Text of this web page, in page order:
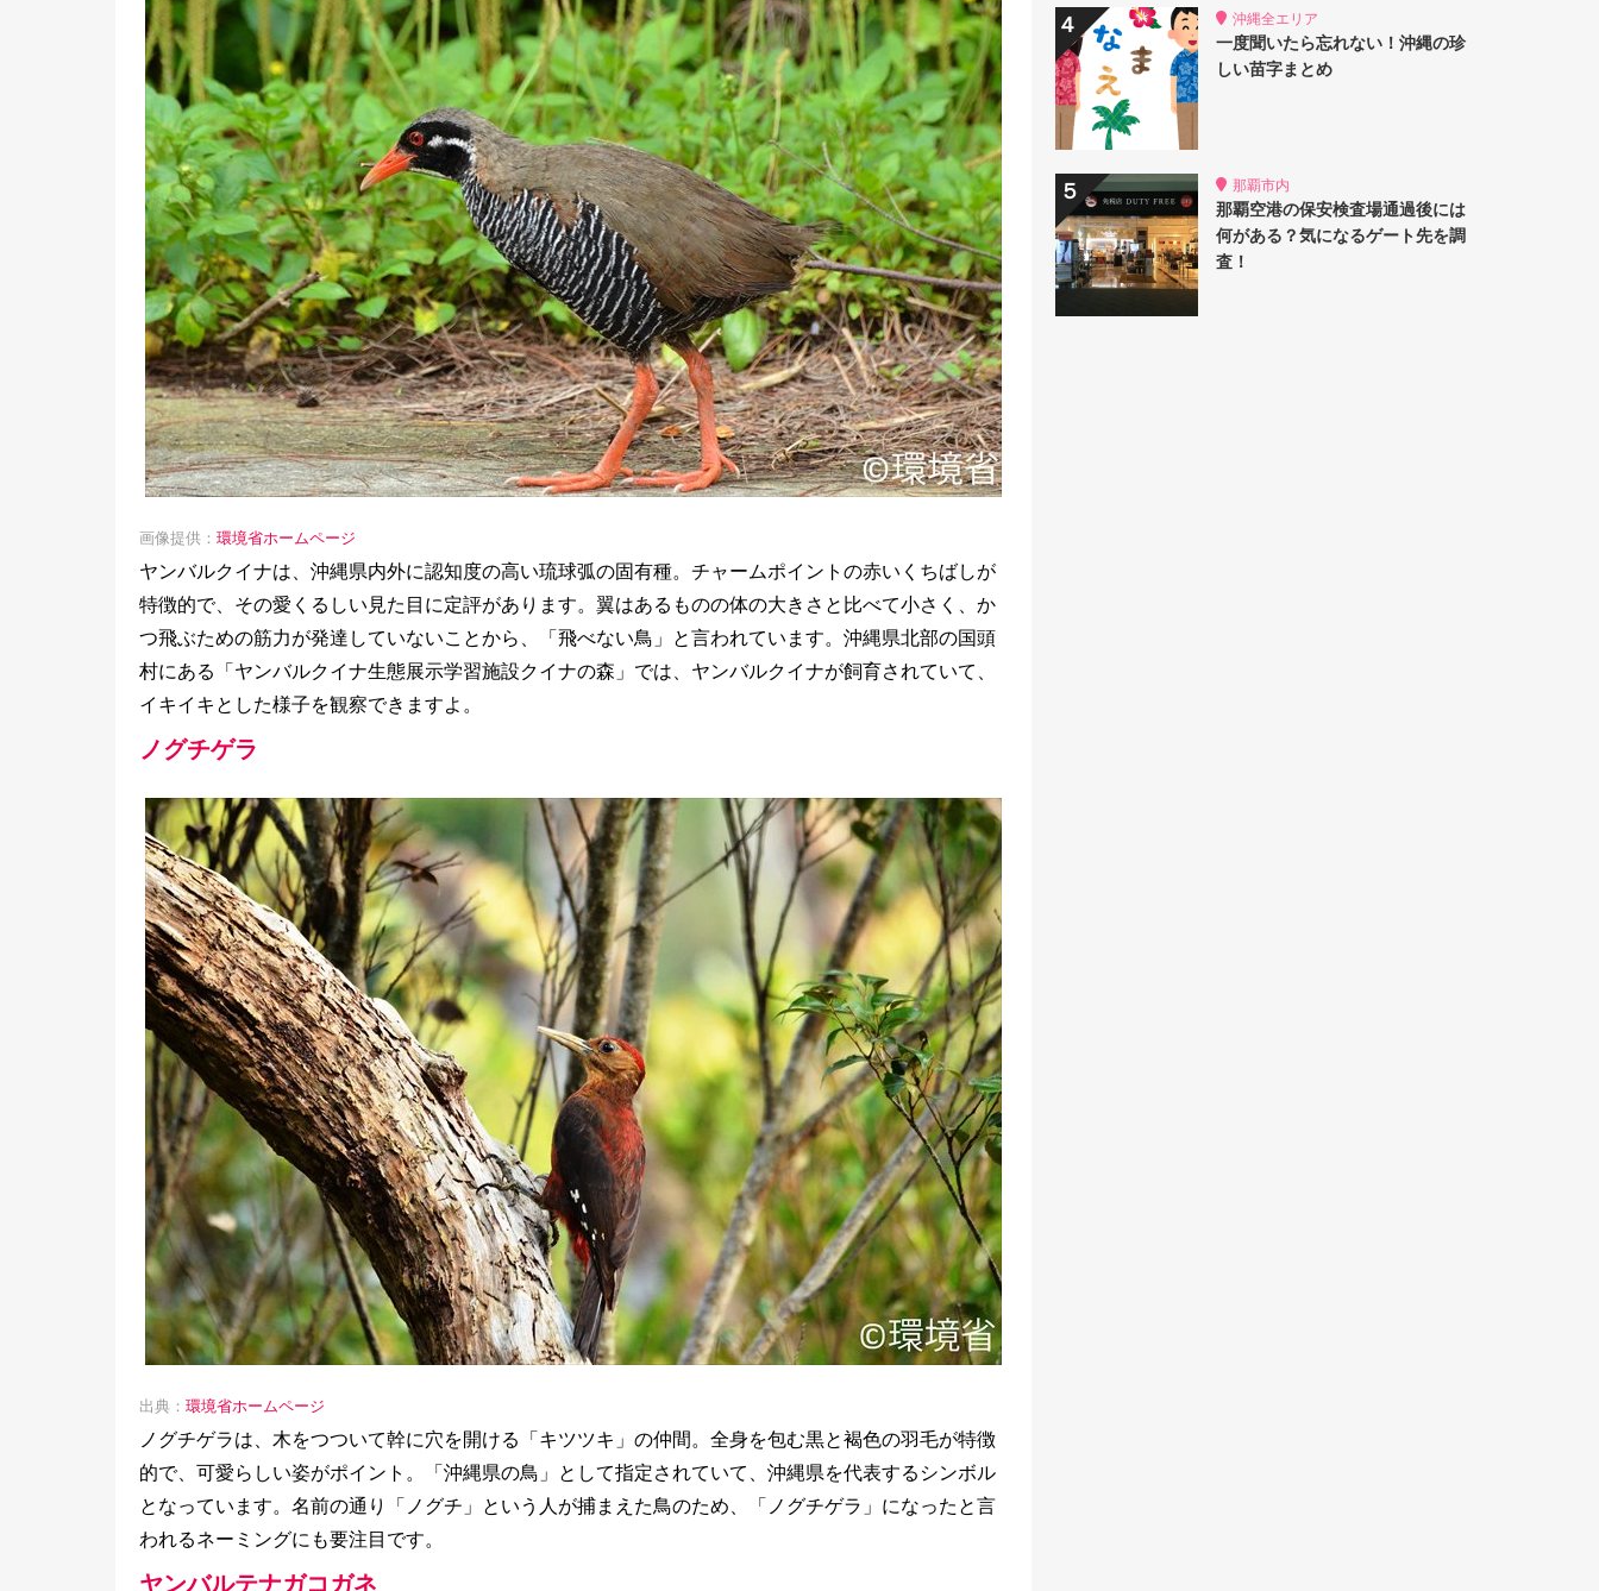
画像提供： 環境省ホームページ
ヤンバルクイナは、沖縄県内外に認知度の高い琉球弧の固有種。チャームポイントの赤いくちばしが
特徴的で、その愛くるしい見た目に定評があります。翼はあるものの体の大きさと比べて小さく、か
つ飛ぶための筋力が発達していないことから、「飛べない鳥」と言われています。沖縄県北部の国頭
村にある「ヤンバルクイナ生態展示学習施設クイナの森」では、ヤンバルクイナが飼育されていて、
イキイキとした様子を観察できますよ。
ノグチゲラ
出典： 環境省ホームページ
ノグチゲラは、木をつついて幹に穴を開ける「キツツキ」の仲間。全身を包む黒と褐色の羽毛が特徴
的で、可愛らしい姿がポイント。「沖縄県の鳥」として指定されていて、沖縄県を代表するシンボル
となっています。名前の通り「ノグチ」という人が捕まえた鳥のため、「ノグチゲラ」になったと言
われるネーミングにも要注目です。
ヤンバルテナガコガネ
沖縄全エリア
一度聞いたら忘れない！沖縄の珍
しい苗字まとめ
那覇市内
那覇空港の保安検査場通過後には
何がある？気になるゲート先を調
査！